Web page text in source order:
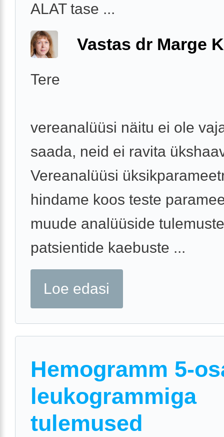
ALAT tase ...
Vastas dr Marge
Tere
vereanalüüsi näitu ei ole
saada, neid ei ravita
Vereanalüüsi
hindame koos teste
muude analüüside
patsientide kaebuste ...
Loe edasi
Hemogramm 5-
leukogrammiga
tulemused